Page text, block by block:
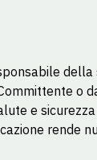
o
e
rende